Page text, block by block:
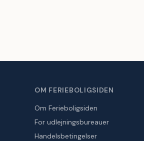
OM FERIEBOLIGSIDEN
Om Ferieboligsiden
For udlejningsbureauer
Handelsbetingelser